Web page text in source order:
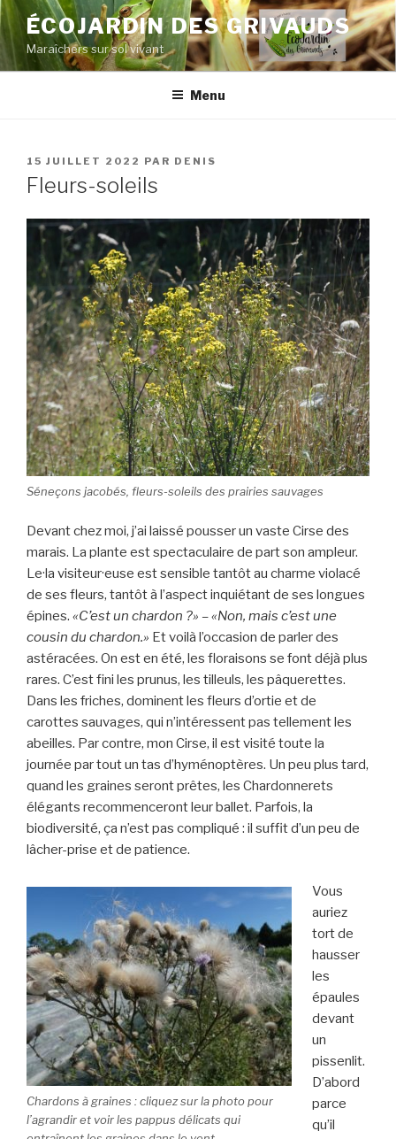
Aller
au
contenu
principal
ÉCOJARDIN DES GRIVAUDS
Maraîchers sur sol vivant
Menu
PUBLIÉ
LE
15 JUILLET 2022 PAR DENIS
Fleurs-soleils
Séneçons jacobés, fleurs-soleils des prairies sauvages
Devant chez moi, j’ai laissé pousser un vaste Cirse des
marais. La plante est spectaculaire de part son ampleur.
Le·la visiteur·euse est sensible tantôt au charme violacé
de ses fleurs, tantôt à l’aspect inquiétant de ses longues
épines. «C’est un chardon ?» – «Non, mais c’est une
cousin du chardon.» Et voilà l’occasion de parler des
astéracées. On est en été, les floraisons se font déjà plus
rares. C’est fini les prunus, les tilleuls, les pâquerettes.
Dans les friches, dominent les fleurs d’ortie et de
carottes sauvages, qui n’intéressent pas tellement les
abeilles. Par contre, mon Cirse, il est visité toute la
journée par tout un tas d’hyménoptères. Un peu plus tard,
quand les graines seront prêtes, les Chardonnerets
élégants recommenceront leur ballet. Parfois, la
biodiversité, ça n’est pas compliqué : il suffit d’un peu de
lâcher-prise et de patience.
Chardons à graines : cliquez sur la photo pour
l’agrandir et voir les pappus délicats qui
Vous
auriez
tort de
hausser
les
épaules
devant
un
pissenlit.
D’abord
parce
qu’il